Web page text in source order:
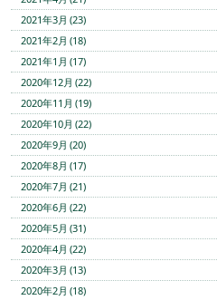
2021年3月 (23)
2021年2月 (18)
2021年1月 (17)
2020年12月 (22)
2020年11月 (19)
2020年10月 (22)
2020年9月 (20)
2020年8月 (17)
2020年7月 (21)
2020年6月 (22)
2020年5月 (31)
2020年4月 (22)
2020年3月 (13)
2020年2月 (18)